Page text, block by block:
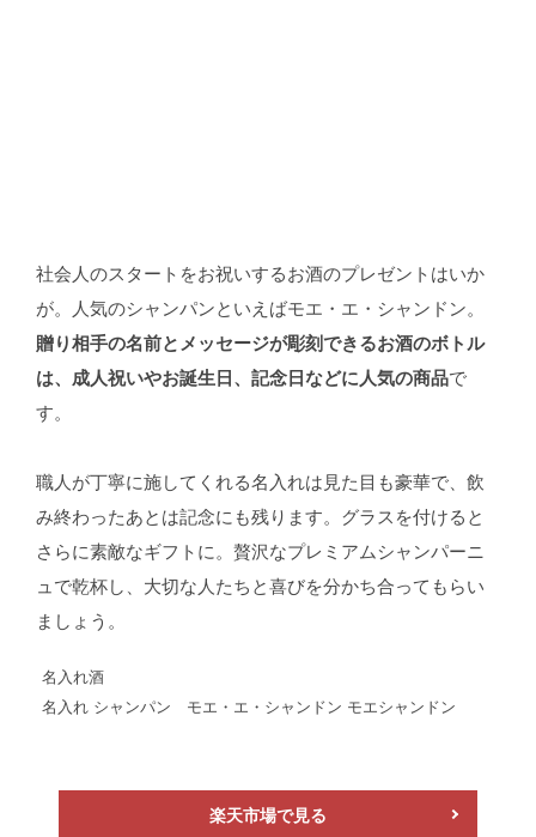
社会人のスタートをお祝いするお酒のプレゼントはいか
が。人気のシャンパンといえばモエ・エ・シャンドン。
贈り相手の名前とメッセージが彫刻できるお酒のボトル
は、成人祝いやお誕生日、記念日などに人気の商品で
す。
職人が丁寧に施してくれる名入れは見た目も豪華で、飲
み終わったあとは記念にも残ります。グラスを付けると
さらに素敵なギフトに。贅沢なプレミアムシャンパーニ
ュで乾杯し、大切な人たちと喜びを分かち合ってもらい
ましょう。
名入れ酒
名入れ シャンパン モエ・エ・シャンドン モエシャンドン
楽天市場で見る